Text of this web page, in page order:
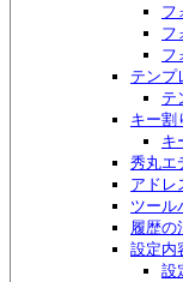
フ
フ
フ
テンプ
テ
キー割
キ
秀丸エ
アドレ
ツール
履歴の
設定内
設